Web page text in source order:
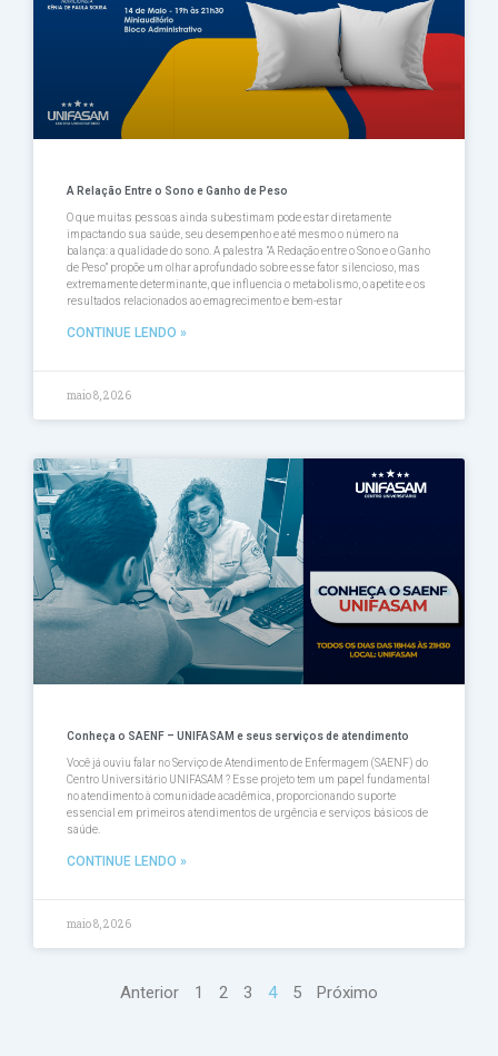
A Relação Entre o Sono e Ganho de Peso
O que muitas pessoas ainda subestimam pode estar diretamente
impactando sua saúde, seu desempenho e até mesmo o número na
balança: a qualidade do sono. A palestra ”A Redação entre o Sono e o Ganho
de Peso” propõe um olhar aprofundado sobre esse fator silencioso, mas
extremamente determinante, que influencia o metabolismo, o apetite e os
resultados relacionados ao emagrecimento e bem-estar
CONTINUE LENDO »
maio 8, 2026
Conheça o SAENF – UNIFASAM e seus serviços de atendimento
Você já ouviu falar no Serviço de Atendimento de Enfermagem (SAENF) do
Centro Universitário UNIFASAM ? Esse projeto tem um papel fundamental
no atendimento à comunidade acadêmica, proporcionando suporte
essencial em primeiros atendimentos de urgência e serviços básicos de
saúde.
CONTINUE LENDO »
maio 8, 2026
Anterior 1 2 3 4 5 Próximo